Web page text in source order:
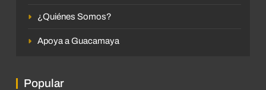
¿Quiénes Somos?
Apoya a Guacamaya
Popular